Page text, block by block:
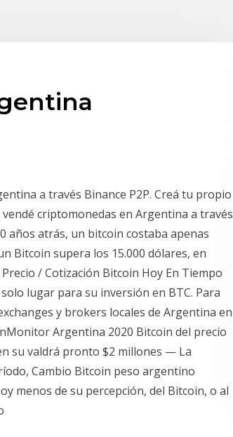
a través Binance P2P. Creá tu propio
criptomonedas en Argentina a través
años atrás, un bitcoin costaba apenas
Bitcoin supera los 15.000 dólares, en
/ Cotización Bitcoin Hoy En Tiempo
lugar para su inversión en BTC. Para
y brokers locales de Argentina en
Argentina 2020 Bitcoin del precio
su valdrá pronto $2 millones — La
Cambio Bitcoin peso argentino
menos de su percepción, del Bitcoin, o al